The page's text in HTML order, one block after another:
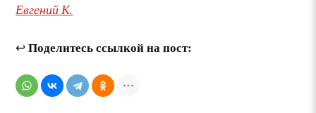
Евгений К.
↩Поделитесь ссылкой на пост: